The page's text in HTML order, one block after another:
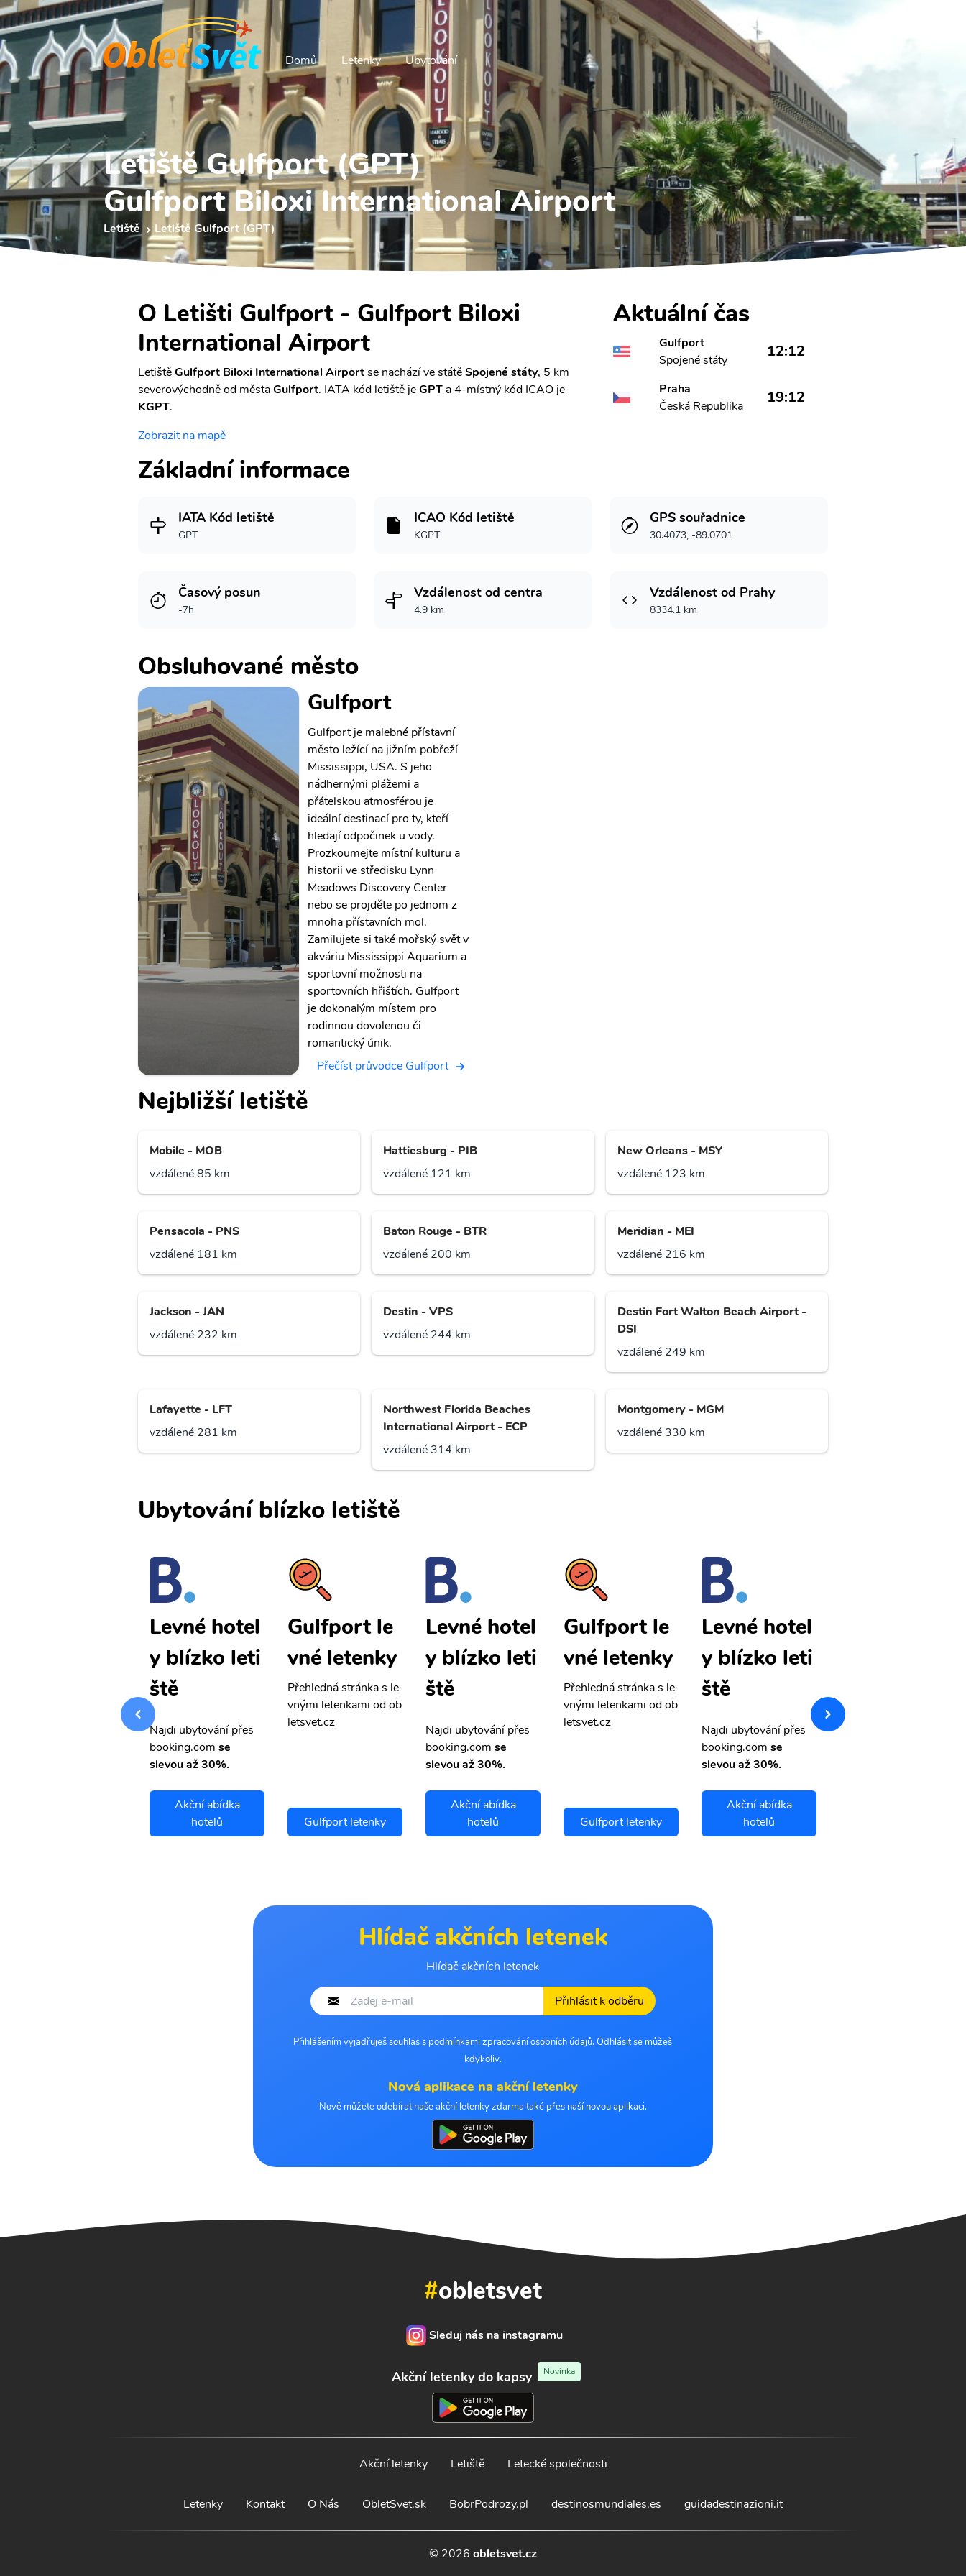
Domů Letenky Ubytování
Letiště Gulfport (GPT)
Gulfport Biloxi International Airport
Letiště Letiště Gulfport (GPT)
O Letišti Gulfport - Gulfport Biloxi
International Airport
LetištěGulfport Biloxi International Airportse nachází ve státěSpojené státy, 5 km
severovýchodně od městaGulfport. IATA kód letiště jeGPT a 4-místný kód ICAO je
KGPT.
Zobrazit na mapě
Aktuální čas
Gulfport
Spojené státy
12:12
Praha
Česká Republika
19:12
Základní informace
IATA Kód letiště
GPT
ICAO Kód letiště
KGPT
GPS souřadnice
30.4073, -89.0701
Časový posun
-7h
Vzdálenost od centra
4.9 km
Vzdálenost od Prahy
8334.1 km
Obsluhované město
Gulfport
Gulfport je malebné přístavní
město ležící na jižním pobřeží
Mississippi, USA. S jeho
nádhernými plážemi a
přátelskou atmosférou je
ideální destinací pro ty, kteří
hledají odpočinek u vody.
Prozkoumejte místní kulturu a
historii ve středisku Lynn
Meadows Discovery Center
nebo se projděte po jednom z
mnoha přístavních mol.
Zamilujete si také mořský svět v
akváriu Mississippi Aquarium a
sportovní možnosti na
sportovních hřištích. Gulfport
je dokonalým místem pro
rodinnou dovolenou či
romantický únik.
Přečíst průvodce Gulfport
Nejbližší letiště
Mobile - MOB
vzdálené 85 km
Hattiesburg - PIB
vzdálené 121 km
New Orleans - MSY
vzdálené 123 km
Pensacola - PNS
vzdálené 181 km
Baton Rouge - BTR
vzdálené 200 km
Meridian - MEI
vzdálené 216 km
Jackson - JAN
vzdálené 232 km
Destin - VPS
vzdálené 244 km
Destin Fort Walton Beach Airport -
DSI
vzdálené 249 km
Lafayette - LFT
vzdálené 281 km
Northwest Florida Beaches
International Airport - ECP
vzdálené 314 km
Montgomery - MGM
vzdálené 330 km
Ubytování blízko letiště
vnými letenkami od ob
Levné hotel
y blízko leti
ště
Najdi ubytování přes
booking.com se
slevou až 30%.
Akční abídka
hotelů
Gulfport le
vné letenky
Přehledná stránka s le
vnými letenkami od ob
letsvet.cz
Gulfport letenky
Levné hotel
y blízko leti
ště
Najdi ubytování přes
booking.com se
slevou až 30%.
Akční abídka
hotelů
Gulfport le
vné letenky
Přehledná stránka s le
vnými letenkami od ob
letsvet.cz
Gulfport letenky
Levné hotel
y blízko leti
ště
Najdi ubytování přes
booking.com se
slevou až 30%.
Akční abídka
hotelů
vnými letenkami od ob
letsvet.cz
Hlídač akčních letenek
Hlídač akčních letenek
Přihlásit k odběru
Přihlášením vyjadřuješ souhlas s podmínkami zpracování osobních údajů. Odhlásit se můžeš
kdykoliv.
Nová aplikace na akční letenky
Nově můžete odebírat naše akční letenky zdarma také přes naší novou aplikaci.
#obletsvet
Sleduj nás na instagramu
Akční letenky do kapsy Novinka
Akční letenky Letiště Letecké společnosti
Letenky Kontakt O Nás ObletSvet.sk BobrPodrozy.pl destinosmundiales.es guidadestinazioni.it
© 2026 obletsvet.cz